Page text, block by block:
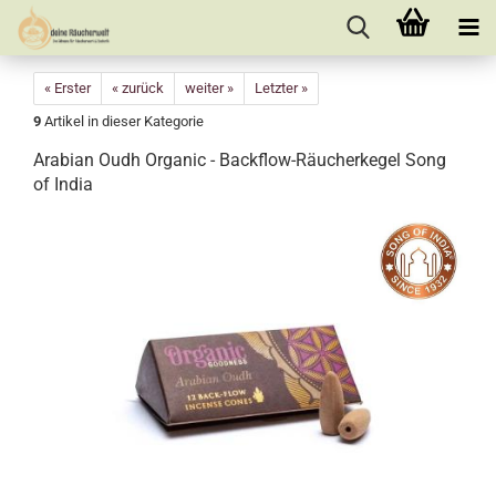
« Erster « zurück weiter »
Letzter »
9 Artikel in dieser Kategorie
Arabian Oudh Organic - Backflow-Räucherkegel Song
of India